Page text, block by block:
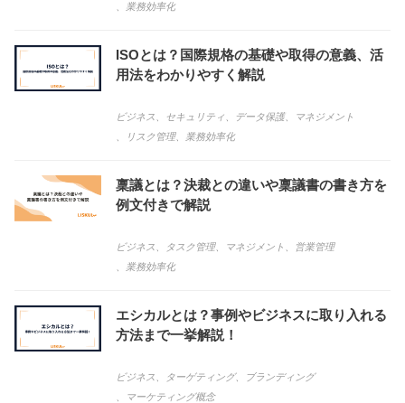
業務効率化
ISOとは？国際規格の基礎や取得の意義、活
用法をわかりやすく解説
ビジネス セキュリティ データ保護、
マネジメント
リスク管理、 業務効率化
稟議とは？決裁との違いや稟議書の書き方を
例文付きで解説
ビジネス タスク管理、 マネジメント
営業管理
業務効率化
エシカルとは？事例やビジネスに取り入れる
方法まで一挙解説！
ビジネス ターゲティング、
ブランディング
マーケティング概念